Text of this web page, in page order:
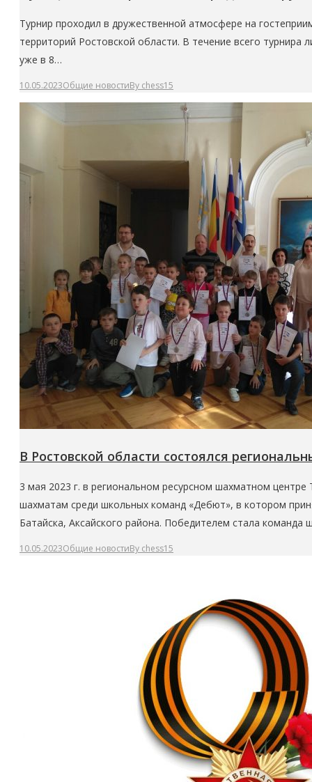
Турнир проходил в дружественной атмосфере на
территорий Ростовской области. В течение всего
уже в 8…
10.05.2023Общие новостиBy chess15
В Ростовской области состоялся
3 мая 2023 г. в региональном ресурсном шахматном центре
шахматам среди школьных команд «Дебют», в котором
Батайска, Аксайского района. Победителем стала
10.05.2023Общие новостиBy chess15